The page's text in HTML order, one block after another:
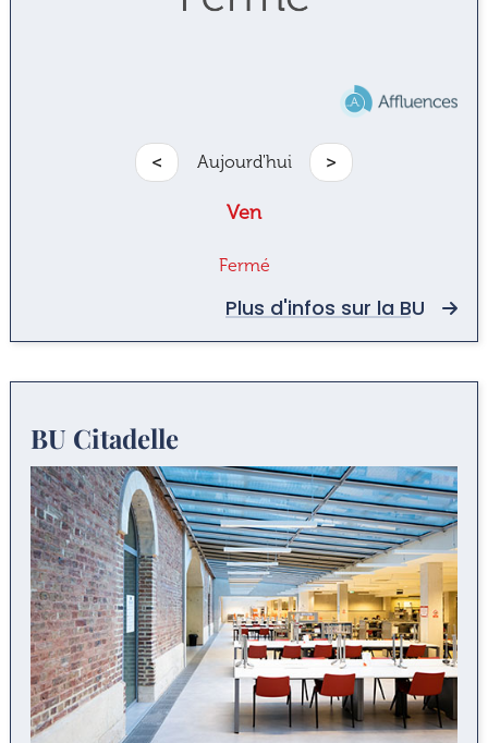
>
< Aujourd'hui
Ven
Fermé
Plus d'infos sur la BU
BU Citadelle